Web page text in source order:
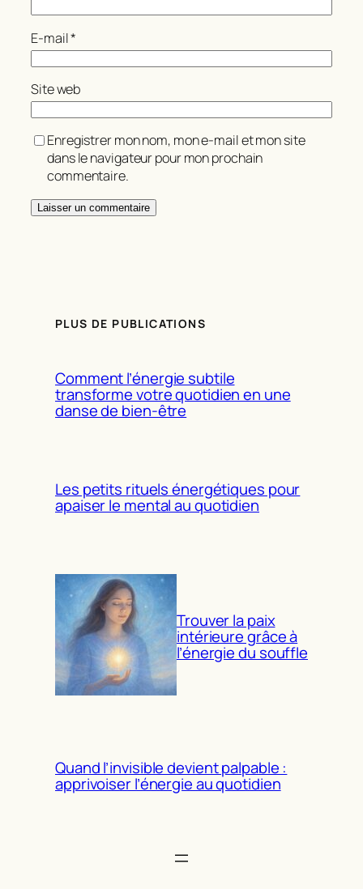
E-mail*
Site web
Enregistrer mon nom, mon e-mail et mon site
dans le navigateur pour mon prochain
commentaire.
PLUS DE PUBLICATIONS
Comment l’énergie subtile
transforme votre quotidien en une
danse de bien-être
Les petits rituels énergétiques pour
apaiser le mental au quotidien
Trouver la paix
intérieure grâce à
l’énergie du souffle
Quand l’invisible devient palpable :
apprivoiser l’énergie au quotidien